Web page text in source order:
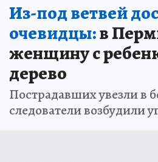
Из-под ветвей
очевидцы:в
женщину с
дерево
Пострадавших увезли в
следователи возбудили